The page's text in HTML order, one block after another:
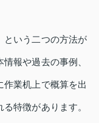
という二つの方法が
報や過去の事例、
作業机上で概算を出
特徴があります。